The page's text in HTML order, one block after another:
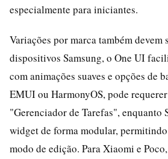
especialmente para iniciantes.
Variações por marca também devem
dispositivos Samsung, o One UI
com animações suaves e opções de
EMUI ou HarmonyOS, pode
"Gerenciador de Tarefas", enquanto
widget de forma modular,
modo de edição. Para Xiaomi e